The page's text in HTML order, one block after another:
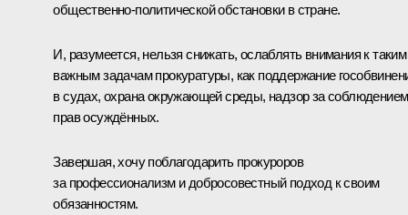
общественно-политической обстановки в стране.
И, разумеется, нельзя снижать, ослаблять внимания к таким
важным задачам прокуратуры, как поддержание
в судах, охрана окружающей среды, надзор за соблюдением
прав осуждённых.
Завершая, хочу поблагодарить прокуроров
за профессионализм и добросовестный подход к своим
обязанностям.